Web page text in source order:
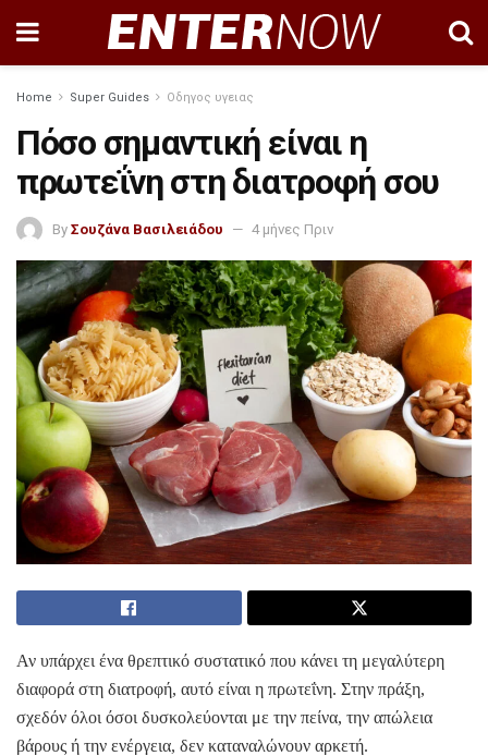
Home Super Guides Οδηγος υγειας
Πόσο σημαντική είναι η
πρωτεΐνη στη διατροφή σου
By Σουζάνα Βασιλειάδου 4 μήνες Πριν
Αν υπάρχει ένα θρεπτικό συστατικό που κάνει τη μεγαλύτερη
διαφορά στη διατροφή, αυτό είναι η πρωτεΐνη. Στην πράξη,
σχεδόν όλοι όσοι δυσκολεύονται με την πείνα, την απώλεια
βάρους ή την ενέργεια, δεν καταναλώνουν αρκετή.